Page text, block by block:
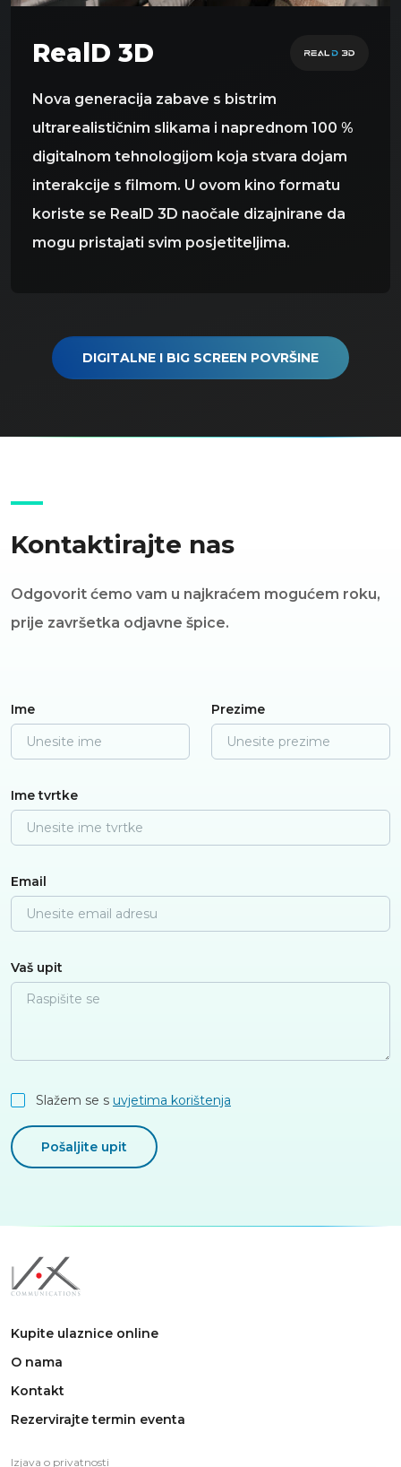
RealD 3D
Nova generacija zabave s bistrim
ultrarealističnim slikama i naprednom 100 %
digitalnom tehnologijom koja stvara dojam
interakcije s filmom. U ovom kino formatu
koriste se RealD 3D naočale dizajnirane da
mogu pristajati svim posjetiteljima.
DIGITALNE I BIG SCREEN POVRŠINE
Kontaktirajte nas
Odgovorit ćemo vam u najkraćem mogućem roku,
prije završetka odjavne špice.
Ime Prezime
Ime tvrtke
Email
Vaš upit
Slažem se s uvjetima korištenja
Pošaljite upit
Kupite ulaznice online
O nama
Kontakt
Rezervirajte termin eventa
Izjava o privatnosti